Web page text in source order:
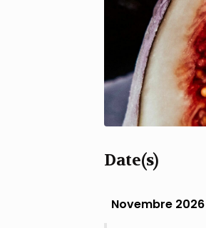
Date(s)
Novembre 2026